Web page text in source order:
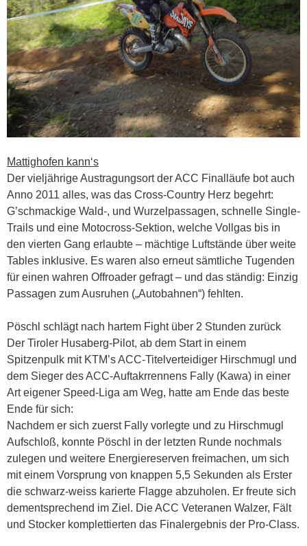
Mattighofen kann‘s
Der vieljährige Austragungsort der ACC Finalläufe bot auch
Anno 2011 alles, was das Cross-Country Herz begehrt:
G’schmackige Wald-, und Wurzelpassagen, schnelle Single-
Trails und eine Motocross-Sektion, welche Vollgas bis in
den vierten Gang erlaubte – mächtige Luftstände über weite
Tables inklusive. Es waren also erneut sämtliche Tugenden
für einen wahren Offroader gefragt – und das ständig: Einzig
Passagen zum Ausruhen („Autobahnen“) fehlten.
Pöschl schlägt nach hartem Fight über 2 Stunden zurück
Der Tiroler Husaberg-Pilot, ab dem Start in einem
Spitzenpulk mit KTM’s ACC-Titelverteidiger Hirschmugl und
dem Sieger des ACC-Auftakrrennens Fally (Kawa) in einer
Art eigener Speed-Liga am Weg, hatte am Ende das beste
Ende für sich:
Nachdem er sich zuerst Fally vorlegte und zu Hirschmugl
Aufschloß, konnte Pöschl in der letzten Runde nochmals
zulegen und weitere Energiereserven freimachen, um sich
mit einem Vorsprung von knappen 5,5 Sekunden als Erster
die schwarz-weiss karierte Flagge abzuholen. Er freute sich
dementsprechend im Ziel. Die ACC Veteranen Walzer, Fält
und Stocker komplettierten das Finalergebnis der Pro-Class.